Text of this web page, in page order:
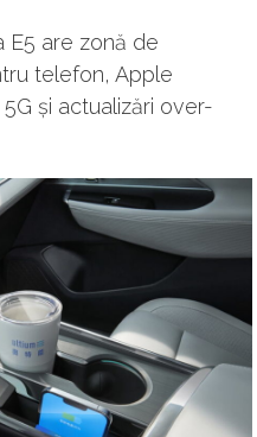
E5 are zonă de
telefon, Apple
și actualizări over-